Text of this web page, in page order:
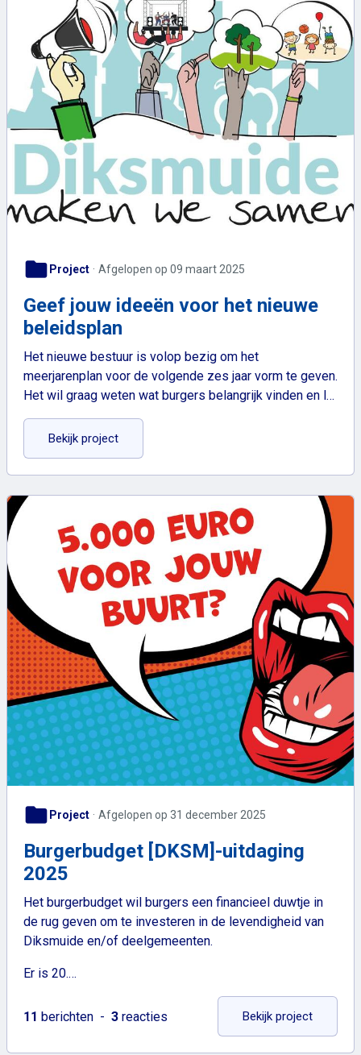
folder Project Afgelopen op 09 maart 2025
Geef jouw ideeën voor het nieuwe
beleidsplan
Het nieuwe bestuur is volop bezig om het
meerjarenplan voor de volgende zes jaar vorm te geven.
Het wil graag weten wat burgers belangrijk vinden en l…
Bekijk project: Geef jouw ideeën voor het nieuwe
folder Project Afgelopen op 31 december 2025
Burgerbudget [DKSM]-uitdaging
2025
Het burgerbudget wil burgers een financieel duwtje in
de rug geven om te investeren in de levendigheid van
Diksmuide en/of deelgemeenten.
Er is 20.…
11 berichten 3 reacties Bekijk project: